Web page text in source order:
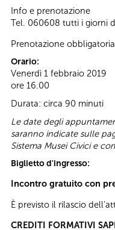
Info e prenotazione
Tel. 060608 tutti i giorni
Prenotazione
Orario:
Venerdì 1 febbraio 2019
ore 16.00
Durata: circa 90 minuti
Le date degli
saranno indicate sulle
Sistema Musei Civici e
Biglietto d'ingresso:
Incontro gratuito con
È previsto il rilascio
CREDITI FORMATIVI